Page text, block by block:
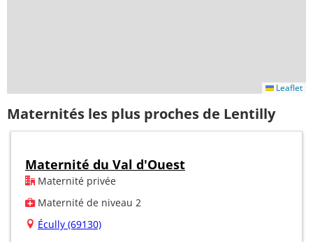
Leaflet
Maternités les plus proches de Lentilly
Maternité du Val d'Ouest
Maternité privée
Maternité de niveau 2
Écully (69130)